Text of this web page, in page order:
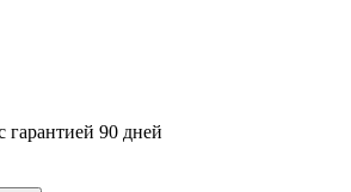
гарантией 90 дней